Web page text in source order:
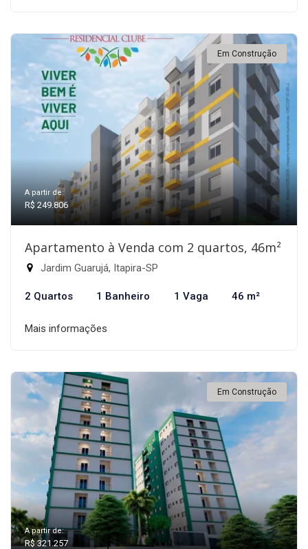
Em Construção
A partir de:
R$ 249.806
Apartamento à Venda com 2 quartos, 46m²
Jardim Guarujá, Itapira-SP
2 Quartos 1 Banheiro 1 Vaga 46 m²
Mais informações
Em Construção
A partir de:
R$ 321.257